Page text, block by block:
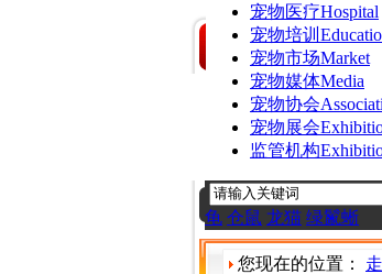
宠物医疗Hospital
宠物培训
宠物市场Market
宠物媒体Media
宠物协会
宠物展会
监管机构
龟 仓鼠 龙猫 绿鬣蜥
您现在的位置：